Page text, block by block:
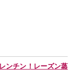
ンチン！レーズン蒸